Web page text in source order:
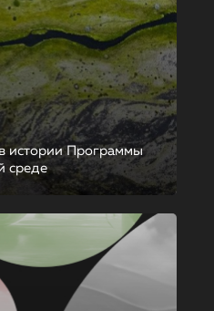
истории Программы
среде